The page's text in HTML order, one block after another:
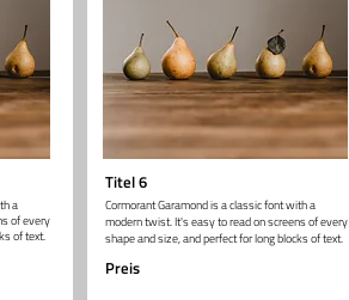
a
of every
of text.
Titel 6
Cormorant Garamond is a classic font with a
modern twist. It's easy to read on screens of every
shape and size, and perfect for long blocks of text.
Preis